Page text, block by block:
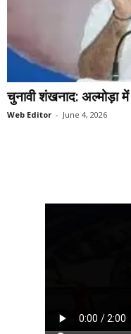
चुनावी शंखनाद: अल्मोड़ा
Web Editor - June 4, 2026